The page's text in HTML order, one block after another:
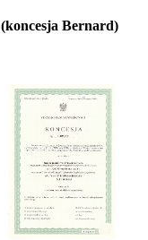
(koncesja Bernard)